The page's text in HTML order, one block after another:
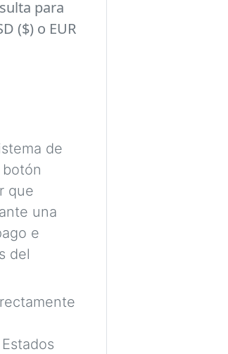
para
($) o EUR
de
que
una
e
del